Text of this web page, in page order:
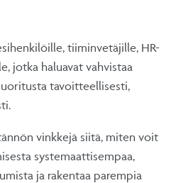
tiiminvetäjille, HR-
jotka haluavat vahvistaa
tavoitteellisesti,
vinkkejä siitä, miten voit
systemaattisempaa,
ja rakentaa parempia